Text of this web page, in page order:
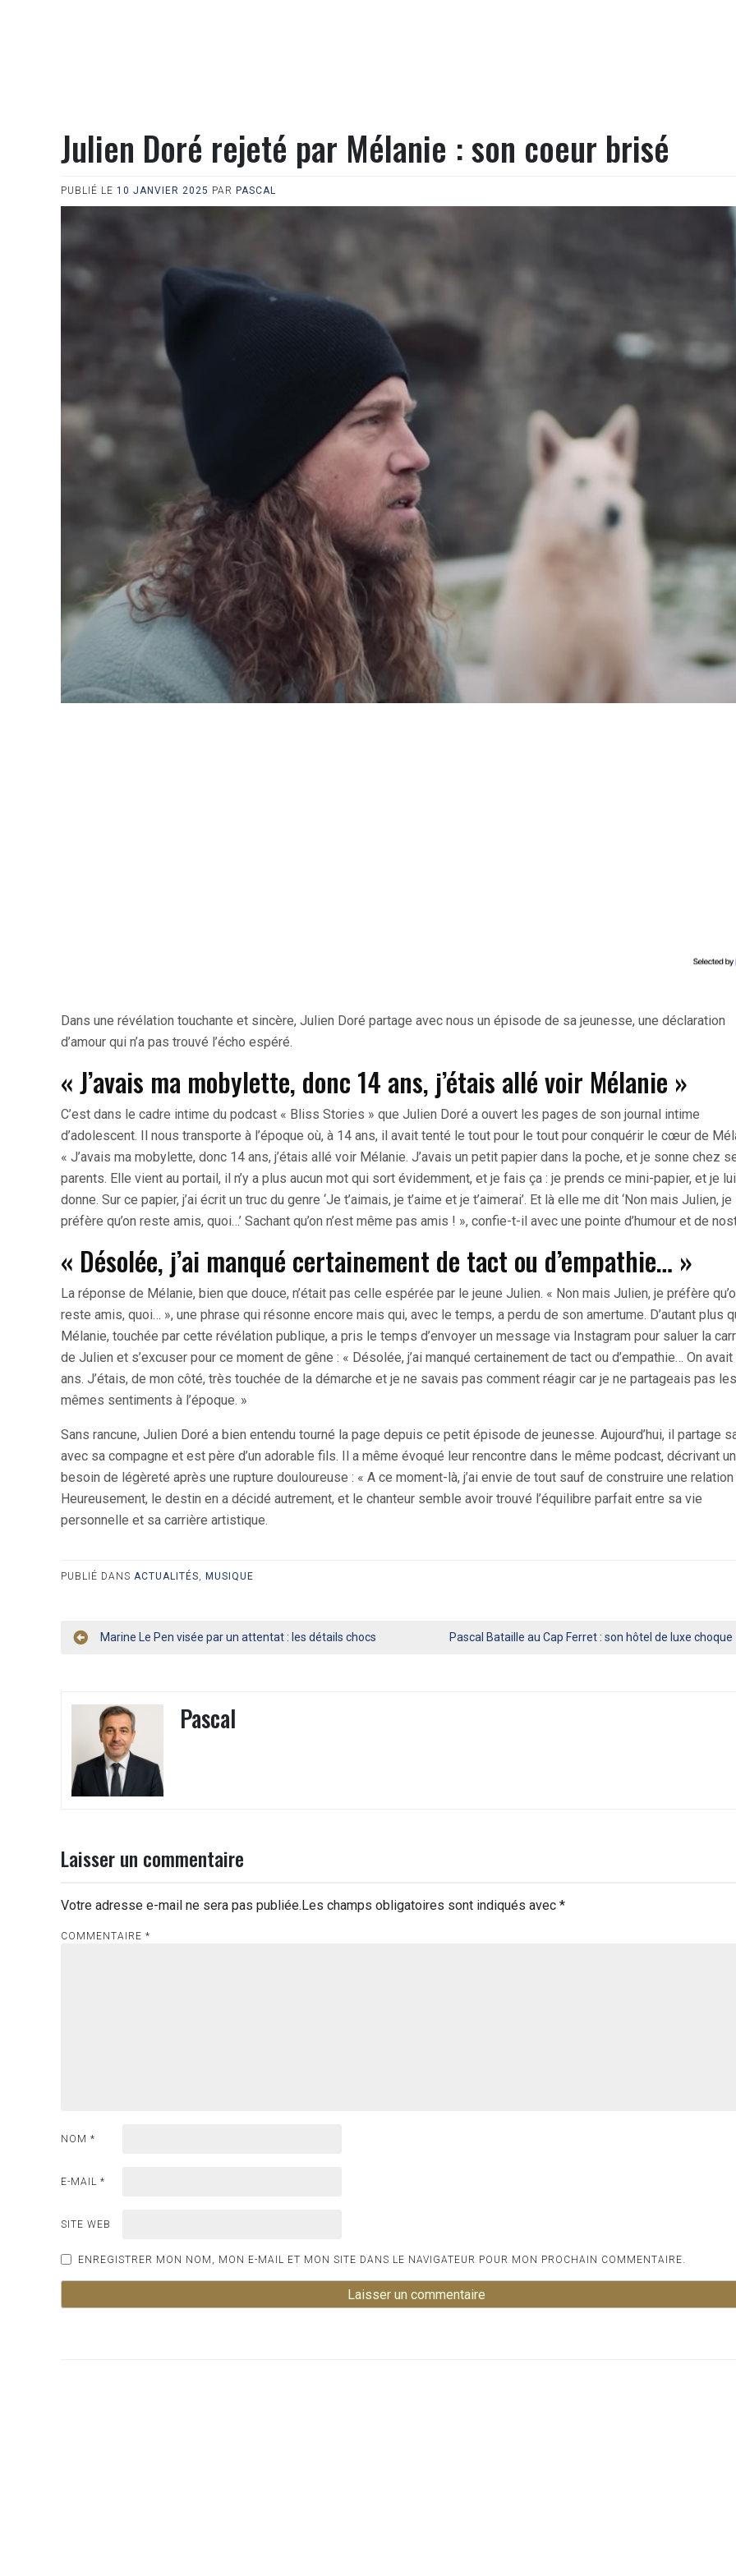
Julien Doré rejeté par Mélanie : son coeur brisé
PUBLIÉ LE 10 JANVIER 2025 PAR PASCAL
Dans une révélation touchante et sincère, Julien Doré partage avec nous un épisode de sa jeunesse, une déclaration
d’amour qui n’a pas trouvé l’écho espéré.
« J’avais ma mobylette, donc 14 ans, j’étais allé voir Mélanie »
C’est dans le cadre intime du podcast « Bliss Stories » que Julien Doré a ouvert les pages de son journal intime
d’adolescent. Il nous transporte à l’époque où, à 14 ans, il avait tenté le tout pour le tout pour conquérir le cœur de
« J’avais ma mobylette, donc 14 ans, j’étais allé voir Mélanie. J’avais un petit papier dans la poche, et je sonne chez
parents. Elle vient au portail, il n’y a plus aucun mot qui sort évidemment, et je fais ça : je prends ce mini-papier, et je lui
donne. Sur ce papier, j’ai écrit un truc du genre ‘Je t’aimais, je t’aime et je t’aimerai’. Et là elle me dit ‘Non mais Julien, je
préfère qu’on reste amis, quoi…’ Sachant qu’on n’est même pas amis ! », confie-t-il avec une pointe d’humour et de
« Désolée, j’ai manqué certainement de tact ou d’empathie… »
La réponse de Mélanie, bien que douce, n’était pas celle espérée par le jeune Julien. « Non mais Julien, je préfère
reste amis, quoi… », une phrase qui résonne encore mais qui, avec le temps, a perdu de son amertume. D’autant plus
Mélanie, touchée par cette révélation publique, a pris le temps d’envoyer un message via Instagram pour saluer la
de Julien et s’excuser pour ce moment de gêne : « Désolée, j’ai manqué certainement de tact ou d’empathie… On
ans. J’étais, de mon côté, très touchée de la démarche et je ne savais pas comment réagir car je ne partageais pas les
mêmes sentiments à l’époque. »
Sans rancune, Julien Doré a bien entendu tourné la page depuis ce petit épisode de jeunesse. Aujourd’hui, il partage
avec sa compagne et est père d’un adorable fils. Il a même évoqué leur rencontre dans le même podcast, décrivant un
besoin de légèreté après une rupture douloureuse : « A ce moment-là, j’ai envie de tout sauf de construire une relation
Heureusement, le destin en a décidé autrement, et le chanteur semble avoir trouvé l’équilibre parfait entre sa vie
personnelle et sa carrière artistique.
PUBLIÉ DANS ACTUALITÉS MUSIQUE
Navigation
l’article
Marine Le Pen visée par un attentat : les détails chocs Pascal Bataille au Cap Ferret : son hôtel de luxe choque
Pascal
Laisser un commentaire
Votre adresse e-mail ne sera pas publiée.Les champs obligatoires sont indiqués avec *
COMMENTAIRE *
NOM *
E-MAIL *
SITE WEB
ENREGISTRER MON NOM, MON E-MAIL ET MON SITE DANS LE NAVIGATEUR POUR MON PROCHAIN COMMENTAIRE.